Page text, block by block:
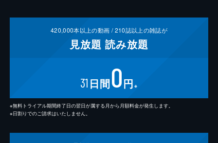
420,000本以上の動画 /210誌以上の雑誌が
見放題 読み放題
31 日間0円 ※
※無料トライアル期間終了日の翌日が属する月から月額料金が発生します。
※日割りでのご請求はいたしません。